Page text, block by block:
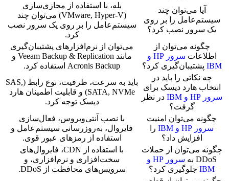
آیا می‌توان چند
سیستم‌عامل را بر روی
یک سرور نصب کرد؟
بله، با استفاده از مجازی‌سازی
(VMware, Hyper-V) می‌توان چند
سیستم‌عامل را بر روی یک سرور نصب
کرد.
چگونه می‌توان از
اطلاعات
سرور HP و
IBM پشتیبان‌گیری کرد؟
می‌توان از نرم‌افزارهای پشتیبان‌گیری
مانند Veeam Backup & Replication و
Acronis Backup استفاده کرد.
چه نکاتی را باید در
انتخاب هارد دیسک برای
سرور HP و IBM
در نظر
گرفت؟
باید به سرعت، ظرفیت، نوع رابط (SAS,
SATA, NVMe) و قابلیت اطمینان هارد
دیسک توجه کرد.
چگونه می‌توان امنیت
سرور HP و IBM
را
افزایش داد؟
با نصب آنتی‌ویروس، فعال‌سازی
فایروال، به‌روزرسانی سیستم‌عامل و
استفاده از رمزهای عبور قوی.
چگونه می‌توان از حملات
DDoS به
سرور HP و
IBM جلوگیری کرد؟
با استفاده از CDN، فایروال‌های
سخت‌افزاری و نرم‌افزاری، و
سرویس‌های محافظت از DDoS.